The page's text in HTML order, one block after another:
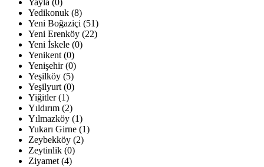
Yayla (0)
Yedikonuk (8)
Yeni Boğaziçi (51)
Yeni Erenköy (22)
Yeni İskele (0)
Yenikent (0)
Yenişehir (0)
Yeşilköy (5)
Yeşilyurt (0)
Yiğitler (1)
Yıldırım (2)
Yılmazköy (1)
Yukarı Girne (1)
Zeybekköy (2)
Zeytinlik (0)
Ziyamet (4)